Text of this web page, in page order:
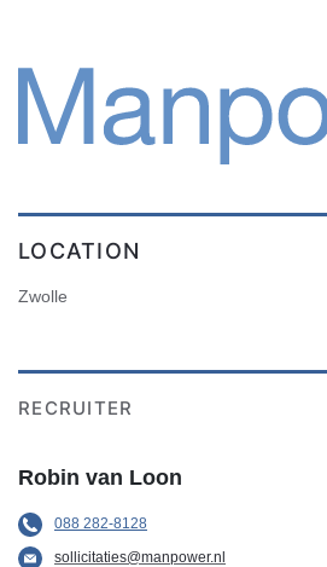
LOCATION
Zwolle
RECRUITER
Robin van Loon
088 282-8128
sollicitaties@manpower.nl